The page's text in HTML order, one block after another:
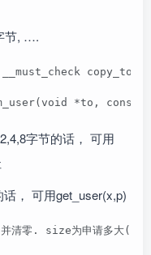
节, ….
*to, const
字节的话， 可用
， 可用get_user(x,p)
清零. size为申请多大